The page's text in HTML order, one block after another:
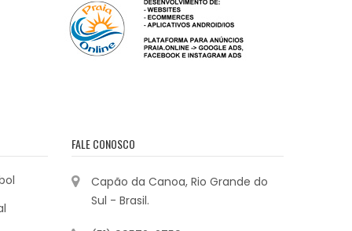
FALE CONOSCO
Capão da Canoa, Rio Grande do
Sul - Brasil.